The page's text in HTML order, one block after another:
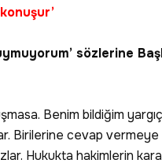
sözlerine
Benim bildiğim
Birilerine cevap
Hukukta hakimlerin